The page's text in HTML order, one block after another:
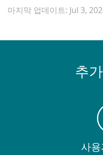
마지막 업데이트: Jul 3,
추
사용